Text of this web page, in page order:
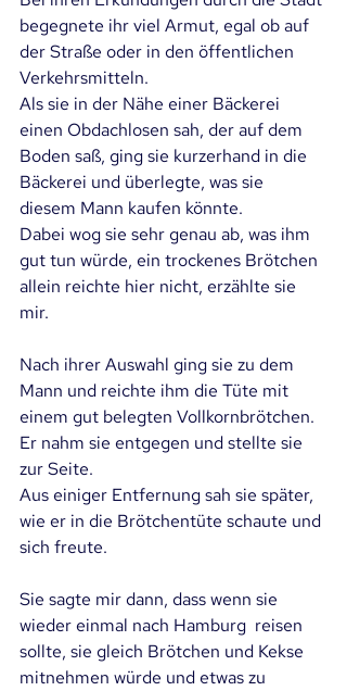
begegnete ihr viel Armut, egal ob auf
der Straße oder in den öffentlichen
Verkehrsmitteln.
Als sie in der Nähe einer Bäckerei
einen Obdachlosen sah, der auf dem
Boden saß, ging sie kurzerhand in die
Bäckerei und überlegte, was sie
diesem Mann kaufen könnte.
Dabei wog sie sehr genau ab, was ihm
gut tun würde, ein trockenes Brötchen
allein reichte hier nicht, erzählte sie
mir.
Nach ihrer Auswahl ging sie zu dem
Mann und reichte ihm die Tüte mit
einem gut belegten Vollkornbrötchen.
Er nahm sie entgegen und stellte sie
zur Seite.
Aus einiger Entfernung sah sie später,
wie er in die Brötchentüte schaute und
sich freute.
Sie sagte mir dann, dass wenn sie
wieder einmal nach Hamburg  reisen
sollte, sie gleich Brötchen und Kekse
mitnehmen würde und etwas zu